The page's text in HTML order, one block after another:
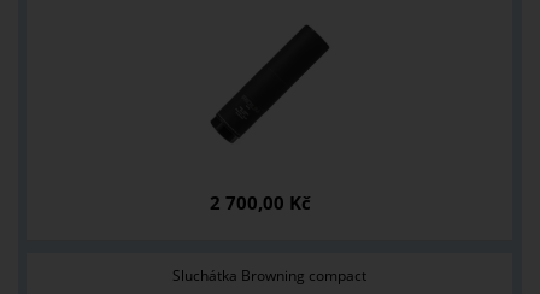
2 700,00 Kč
Sluchátka Browning compact